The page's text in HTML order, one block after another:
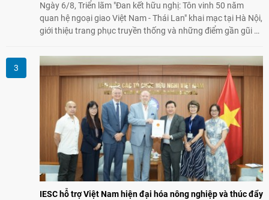
Ngày 6/8, Triển lãm "Đan kết hữu nghị: Tôn vinh 50 năm
quan hệ ngoại giao Việt Nam - Thái Lan" khai mạc tại Hà Nội,
giới thiệu trang phục truyền thống và những điểm gần gũi về
giao lưu nhân dân trong chặng đường nửa thế kỷ quan hệ
song phương.
IESC hỗ trợ Việt Nam hiện đại hóa nông nghiệp và thúc đẩy